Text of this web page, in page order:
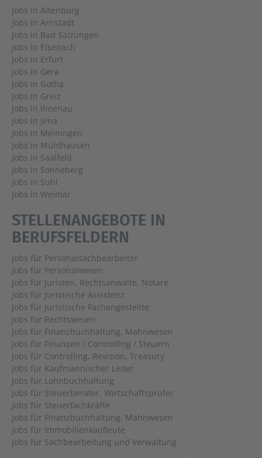
Jobs in Altenburg
Jobs in Arnstadt
Jobs in Bad Salzungen
Jobs in Eisenach
Jobs in Erfurt
Jobs in Gera
Jobs in Gotha
Jobs in Greiz
Jobs in Ilmenau
Jobs in Jena
Jobs in Meiningen
Jobs in Mühlhausen
Jobs in Saalfeld
Jobs in Sonneberg
Jobs in Suhl
Jobs in Weimar
STELLENANGEBOTE IN
BERUFSFELDERN
Jobs für Personalsachbearbeiter
Jobs für Personalwesen
Jobs für Juristen, Rechtsanwälte, Notare
Jobs für Juristische Assistenz
Jobs für Juristische Fachangestellte
Jobs für Rechtswesen
Jobs für Finanzbuchhaltung, Mahnwesen
Jobs für Finanzen / Controlling / Steuern
Jobs für Controlling, Revision, Treasury
Jobs für Kaufmännischer Leiter
Jobs für Lohnbuchhaltung
Jobs für Steuerberater, Wirtschaftsprüfer
Jobs für Steuerfachkräfte
Jobs für Finanzbuchhaltung, Mahnwesen
Jobs für Immobilienkaufleute
Jobs für Sachbearbeitung und Verwaltung